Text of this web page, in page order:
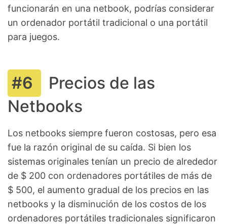
funcionarán en una netbook, podrías considerar
un ordenador portátil tradicional o una portátil
para juegos.
Precios de las
Netbooks
Los netbooks siempre fueron costosas, pero esa
fue la razón original de su caída. Si bien los
sistemas originales tenían un precio de alrededor
de $ 200 con ordenadores portátiles de más de
$ 500, el aumento gradual de los precios en las
netbooks y la disminución de los costos de los
ordenadores portátiles tradicionales significaron